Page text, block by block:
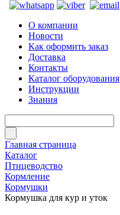
О компании
Новости
Как оформить заказ
Доставка
Контакты
Каталог оборудования
Инструкции
Знания
Главная страница
Каталог
Птицеводство
Кормление
Кормушки
Кормушка для кур и уток